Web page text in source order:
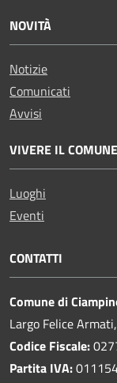
NOVITÀ
Notizie
Comunicati
Avvisi
VIVERE IL COMUNE
Luoghi
Eventi
CONTATTI
Comune di
Largo Felice
Codice Fiscale:
Partita IVA: